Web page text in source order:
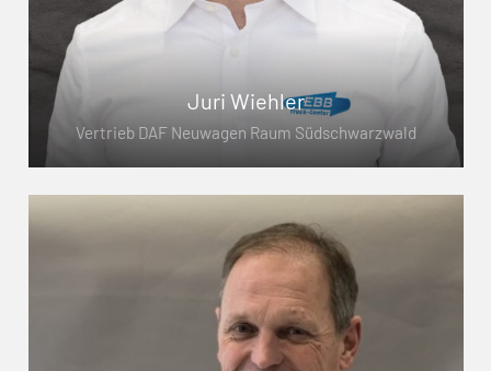
Juri Wiehler
Vertrieb DAF Neuwagen Raum Südschwarzwald